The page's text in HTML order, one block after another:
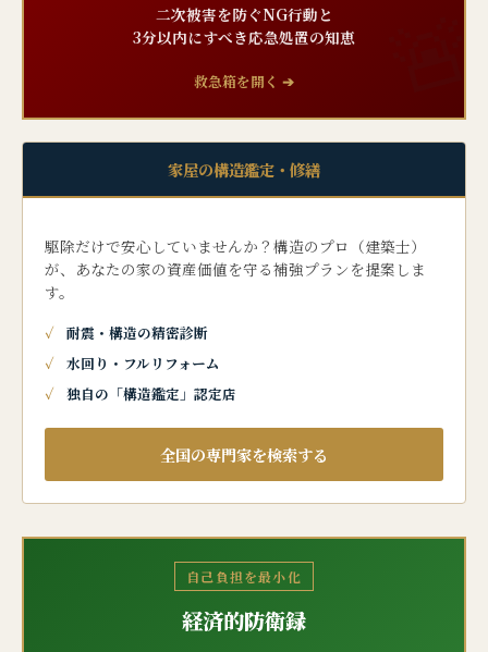
二次被害を防ぐNG行動と
3分以内にすべき応急処置の知恵
救急箱を開く ➔
家屋の構造鑑定・修繕
駆除だけで安心していませんか？構造のプロ（建築士）
が、あなたの家の資産価値を守る補強プランを提案しま
す。
耐震・構造の精密診断
水回り・フルリフォーム
独自の「構造鑑定」認定店
全国の専門家を検索する
自己負担を最小化
経済的防衛録